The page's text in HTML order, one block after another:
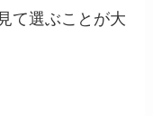
て選ぶことが大